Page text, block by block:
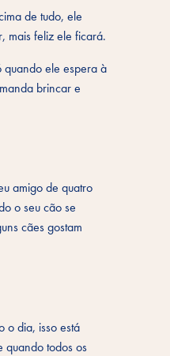
de tudo, ele
mais feliz ele ficará.
quando ele espera à
brincar e
amigo de quatro
o seu cão se
cães gostam
o dia, isso está
quando todos os